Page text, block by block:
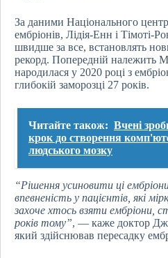
За даними Національного
ембріонів, Лідія-Енн і Тімоті-
швидше за все, встановлять
рекорд. Попередній належить
народилася у 2020 році з
глибокій заморозці 27 років.
Читайте також: Вчені
крок до створення
людського мозку
“Рішення усиновити ці
впевненість у пацієнтів, які
захоче хтось взяти ембріони,
років тому”, — каже доктор
який здійснював пересадку